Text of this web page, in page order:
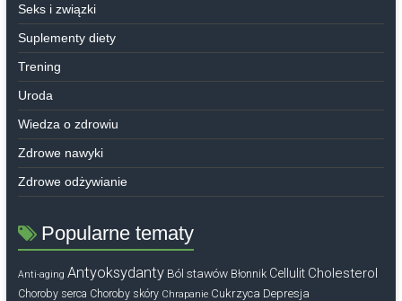
Seks i związki
Suplementy diety
Trening
Uroda
Wiedza o zdrowiu
Zdrowe nawyki
Zdrowe odżywianie
Popularne tematy
Anti-aging Antyoksydanty Ból stawów Błonnik Cellulit Cholesterol
Choroby serca Choroby skóry Chrapanie Cukrzyca Depresja